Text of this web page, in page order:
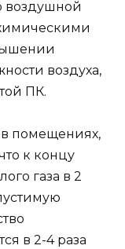
воздушной
воздуха,
ПК.
помещениях,
к концу
газа в 2
в 2-4 раза